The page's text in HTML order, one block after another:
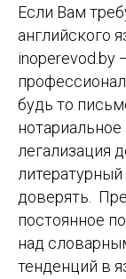
Если Вам
английского
inoperevod.by
будь то
легализация
доверять.
постоянное
над
тенденций в